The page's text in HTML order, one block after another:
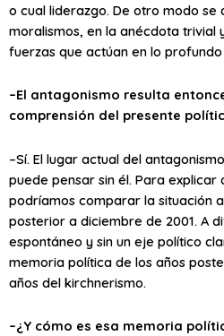
o cual liderazgo. De otro modo
moralismos, en la anécdota trivial
fuerzas que actúan en lo
–El antagonismo resulta
comprensión del presente
–Sí. El lugar actual del
puede pensar sin él. Para explicar
podríamos comparar la situación
posterior a diciembre de 2001. A
espontáneo y sin un eje político
memoria política de los años
años del kirchnerismo.
–¿Y cómo es esa memoria